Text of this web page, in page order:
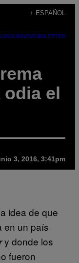
+ ESPAÑOL
NEWSLETTER
el
3, 2016, 3:41pm
idea de que
en un país
y donde los
fueron